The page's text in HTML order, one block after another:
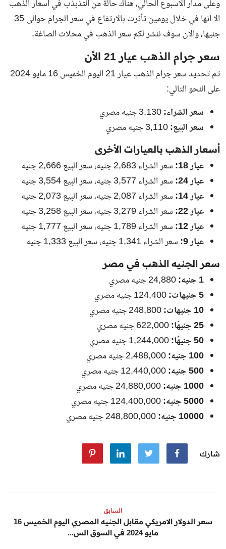
وعلى مدار الاسبوع الحالي، هناك حالة من التذبذب في اسعار الذهب
الا انها في خلال يومين تأثرت بالارتفاع في سعر الجرام
حوالى 35
جنيها، والان سوف ننشر لكم سعر الذهب في محلات الصاغة.
سعر جرام الذهب عيار 21 الأن
تم تحديد سعر جرام الذهب عيار 21 اليوم الخميس 16 مايو 2024
على النحو التالي:
سعر الشراء:
سعر البيع:
أسعار الذهب بالعيارات الأخرى
عيار 18:
سعر الشراء 2,683 جنيه، سعر البيع 2,666 جنيه
عيار 24:
سعر الشراء 3,577 جنيه، سعر البيع 3,554 جنيه
عيار 14:
سعر الشراء 2,087 جنيه، سعر البيع 2,073 جنيه
عيار 22:
سعر الشراء 3,279 جنيه، سعر البيع 3,258 جنيه
عيار 12:
سعر الشراء 1,789 جنيه، سعر البيع 1,777 جنيه
عيار 9:
سعر الشراء 1,341 جنيه، سعر البيع 1,333 جنيه
سعر الجنيه الذهب في مصر
1 جنيه:
5 جنيهات:
10 جنيهات:
25 جنيهًا:
50 جنيهًا:
100 جنيه:
500 جنيه:
1000 جنيه:
5000 جنيه:
10000 جنيه:
شارك
السابق
سعر الدولار الامريكي مقابل الجنيه المصري اليوم الخميس 16
مايو 2024 في السوق الس...